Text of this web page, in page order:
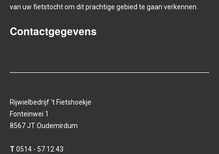
van uw fietstocht om dit prachtige gebied te gaan verkennen.
Contactgegevens
Rijwielbedrijf ‘t Fietshoekje
Fonteinwei 1
8567 JT Oudemirdum
T 0514 - 57 12 43